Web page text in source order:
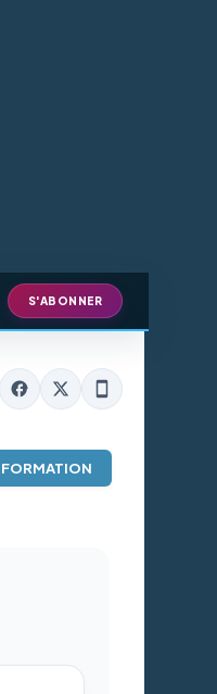
S'ABONNER
FORMATION